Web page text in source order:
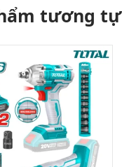
tương tự